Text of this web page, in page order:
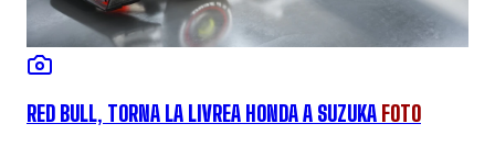
RED BULL, TORNA LA LIVREA HONDA A SUZUKA FOTO